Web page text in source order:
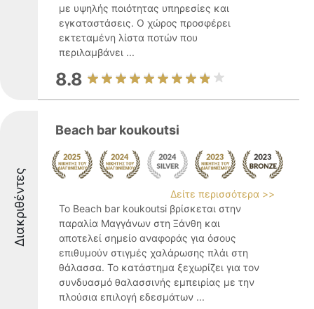
με υψηλής ποιότητας υπηρεσίες και
εγκαταστάσεις. Ο χώρος προσφέρει
εκτεταμένη λίστα ποτών που
περιλαμβάνει ...
8.8
Διακριθέντες
Beach bar koukoutsi
Δείτε περισσότερα >>
Το Beach bar koukoutsi βρίσκεται στην
παραλία Μαγγάνων στη Ξάνθη και
αποτελεί σημείο αναφοράς για όσους
επιθυμούν στιγμές χαλάρωσης πλάι στη
θάλασσα. Το κατάστημα ξεχωρίζει για τον
συνδυασμό θαλασσινής εμπειρίας με την
πλούσια επιλογή εδεσμάτων ...